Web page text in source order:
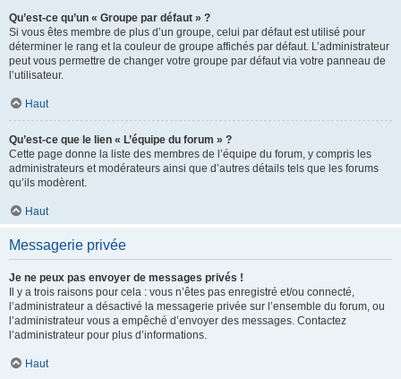
Qu’est-ce qu’un « Groupe par défaut » ?
Si vous êtes membre de plus d’un groupe, celui par défaut est utilisé pour
déterminer le rang et la couleur de groupe affichés par défaut. L’administrateur
peut vous permettre de changer votre groupe par défaut via votre panneau de
l’utilisateur.
Haut
Qu’est-ce que le lien « L’équipe du forum » ?
Cette page donne la liste des membres de l’équipe du forum, y compris les
administrateurs et modérateurs ainsi que d’autres détails tels que les forums
qu’ils modèrent.
Haut
Messagerie privée
Je ne peux pas envoyer de messages privés !
Il y a trois raisons pour cela : vous n’êtes pas enregistré et/ou connecté,
l’administrateur a désactivé la messagerie privée sur l’ensemble du forum, ou
l’administrateur vous a empêché d’envoyer des messages. Contactez
l’administrateur pour plus d’informations.
Haut